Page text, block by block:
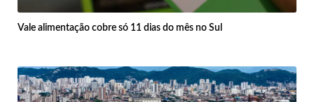
Vale alimentação cobre só 11 dias do mês no Sul